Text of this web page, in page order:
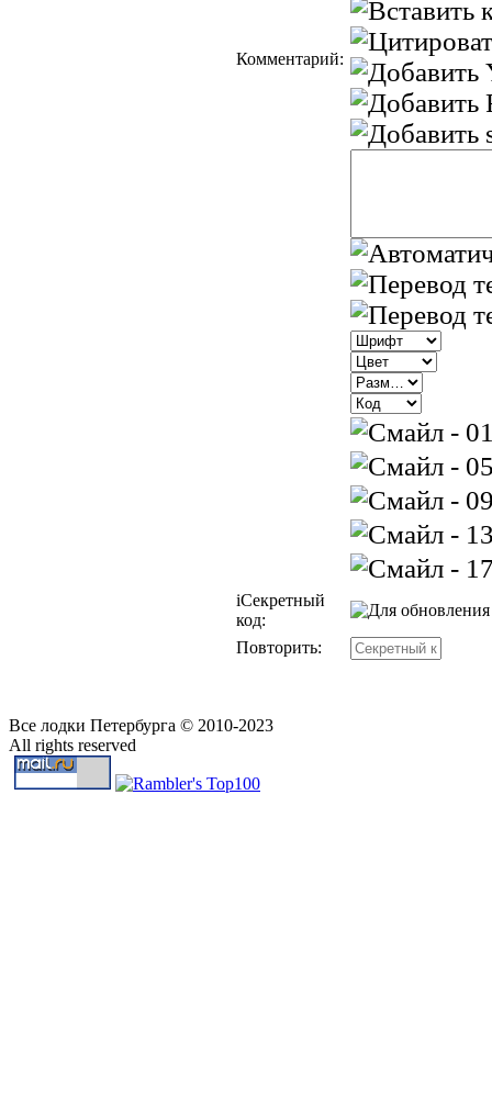
Комментарий:
iСекретный
код:
Повторить:
Все лодки Петербурга © 2010-2023
All rights reserved